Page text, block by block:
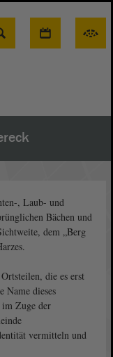
, Laub- und
Bächen und
dem „Berg
die es erst
Name dieses
Zuge der
vermitteln und